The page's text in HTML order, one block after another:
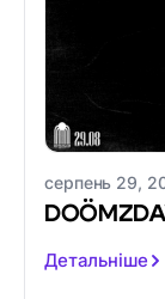
серпень 29,
Детальніше